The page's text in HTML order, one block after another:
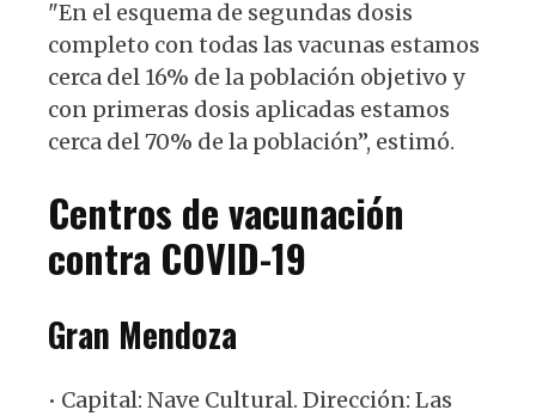
"En el esquema de segundas dosis
completo con todas las vacunas estamos
cerca del 16% de la población objetivo y
con primeras dosis aplicadas estamos
cerca del 70% de la población”, estimó.
Centros de vacunación
contra COVID-19
Gran Mendoza
• Capital: Nave Cultural. Dirección: Las